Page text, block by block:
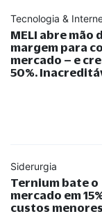
Tecnologia &
MELI abre mão
margem para
mercado – e
50%.
Siderurgia
Ternium bate o
mercado em
custos